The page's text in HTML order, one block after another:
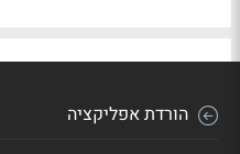
הורדת אפליקציה